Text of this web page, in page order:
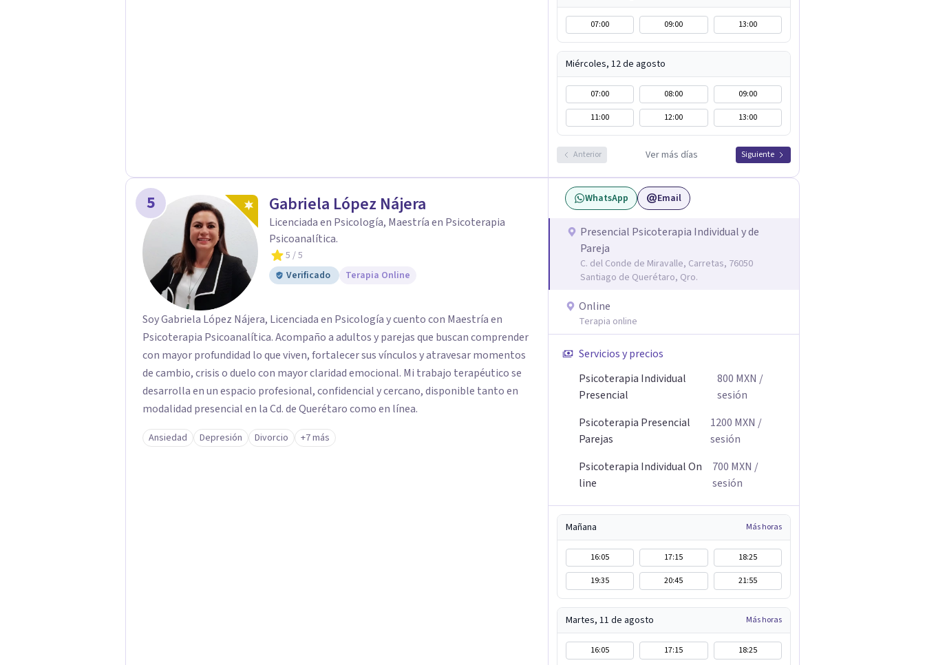
07:00 09:00 13:00
Miércoles, 12 de agosto
07:00 08:00
09:00
11:00
12:00 13:00
Anterior Ver más días Siguiente
5 Gabriela López Nájera
Licenciada en Psicología, Maestría en Psicoterapia
Psicoanalítica.
5 / 5
Verificado
Terapia Online
Soy Gabriela López Nájera, Licenciada en Psicología y cuento con Maestría en
Psicoterapia Psicoanalítica. Acompaño a adultos y parejas que buscan comprender
con mayor profundidad lo que viven, fortalecer sus vínculos y atravesar momentos
de cambio, crisis o duelo con mayor claridad emocional. Mi trabajo terapéutico se
desarrolla en un espacio profesional, confidencial y cercano, disponible tanto en
modalidad presencial en la Cd. de Querétaro como en línea.
Ansiedad Depresión Divorcio +7 más
WhatsApp Email
Presencial Psicoterapia Individual y de
Pareja
C. del Conde de Miravalle, Carretas, 76050
Santiago de Querétaro, Qro.
Online
Terapia online
Servicios y precios
Psicoterapia Individual
Presencial
800 MXN /
sesión
Psicoterapia Presencial
Parejas
1200 MXN /
sesión
Psicoterapia Individual On
line
700 MXN /
sesión
Mañana Más horas
16:05 17:15
18:25
19:35
20:45 21:55
Martes, 11 de agosto Más horas
16:05 17:15 18:25